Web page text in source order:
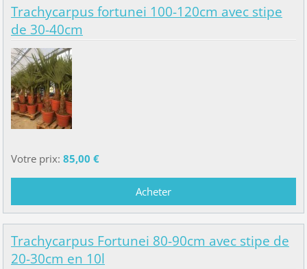
Trachycarpus fortunei 100-120cm avec stipe
de 30-40cm
Votre prix: 85,00 €
Trachycarpus Fortunei 80-90cm avec stipe de
20-30cm en 10l